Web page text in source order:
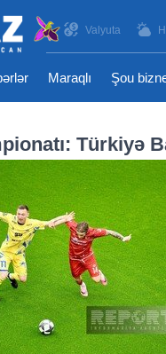
Valyuta
Maraqlı Şou
Türkiyə